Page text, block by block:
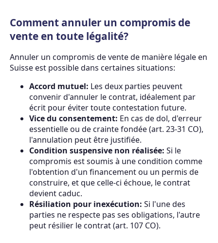
Comment annuler un compromis de
vente en toute légalité?
Annuler un compromis de vente de manière légale en
Suisse est possible dans certaines situations:
Accord mutuel: Les deux parties peuvent
convenir d'annuler le contrat, idéalement par
écrit pour éviter toute contestation future.
Vice du consentement: En cas de dol, d'erreur
essentielle ou de crainte fondée (art. 23-31 CO),
l'annulation peut être justifiée.
Condition suspensive non réalisée: Si le
compromis est soumis à une condition comme
l'obtention d'un financement ou un permis de
construire, et que celle-ci échoue, le contrat
devient caduc.
Résiliation pour inexécution: Si l'une des
parties ne respecte pas ses obligations, l'autre
peut résilier le contrat (art. 107 CO).